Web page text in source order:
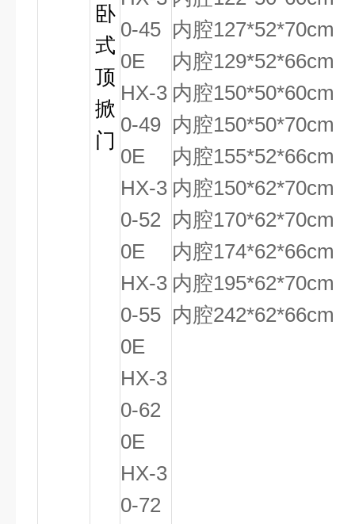
卧
式
顶
掀
门
0-45
0E
HX-3
0-49
0E
HX-3
0-52
0E
HX-3
0-55
0E
HX-3
0-62
0E
HX-3
0-72
内腔127*52*70cm
内腔129*52*66cm
内腔150*50*60cm
内腔150*50*70cm
内腔155*52*66cm
内腔150*62*70cm
内腔170*62*70cm
内腔174*62*66cm
内腔195*62*70cm
内腔242*62*66cm